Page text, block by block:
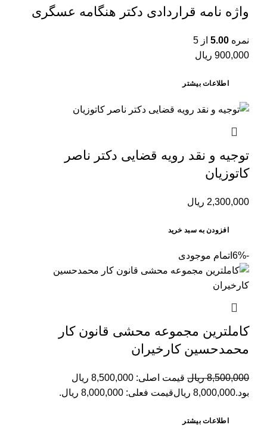
واژه نامه قراردادی دکتر هنگامه عسگری
نمره 5.00 از 5
900,000 ریال
اطلاعات بیشتر
توجیه و نقد رویه قضایی دکتر ناصر
کاتوزیان
2,300,000 ریال
افزودن به سبد خرید
-6% اتمام موجودی
کاملترین مجموعه محشی قانون کار
محمدحسین کارخیران
8,500,000 ریال
قیمت اصلی: 8,500,000 ریال
بود.8,000,000 ریالقیمت فعلی: 8,000,000 ریال.
اطلاعات بیشتر